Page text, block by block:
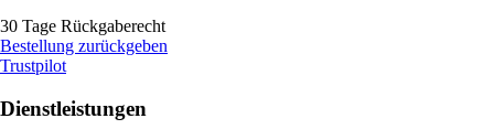
30 Tage Rückgaberecht
Bestellung zurückgeben
Trustpilot
Dienstleistungen